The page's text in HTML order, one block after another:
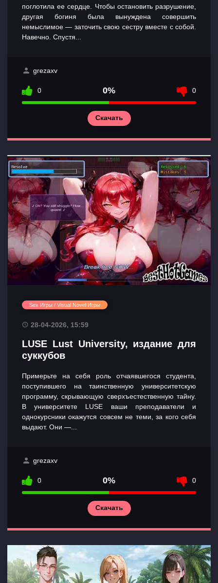
поглотила ее сердце. Чтобы остановить разрушение,
другая богиня была вынуждена совершить
немыслимое — заточить свою сестру вместе с собой.
Навечно. Спустя...
grezaxv
0 0% 0
Скачать
Sex Игры / Visual Novel Игры
28-04-2026, 15:59
LUSE Lust University, издание для
суккубов
Примерьте на себя роль отчаявшегося студента,
поступившего на таинственную университетскую
программу, скрывающую сверхъестественную тайну.
В университете LUSE ваши преподаватели и
однокурсники окажутся совсем не теми, за кого себя
выдают. Они —...
grezaxv
0 0% 0
Скачать